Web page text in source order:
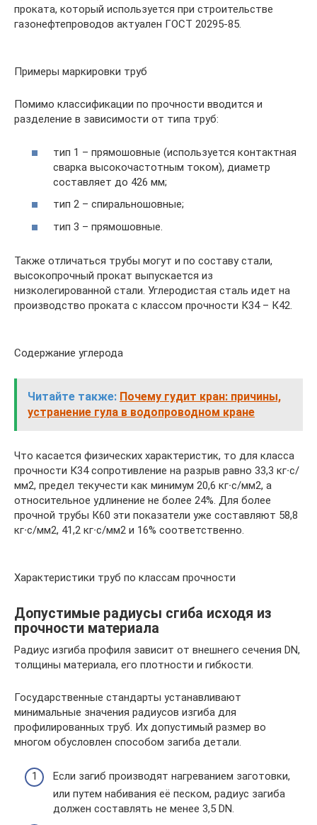
проката, который используется при строительстве
газонефтепроводов актуален ГОСТ 20295-85.
Примеры маркировки труб
Помимо классификации по прочности вводится и
разделение в зависимости от типа труб:
тип 1 – прямошовные (используется контактная
сварка высокочастотным током), диаметр
составляет до 426 мм;
тип 2 – спиральношовные;
тип 3 – прямошовные.
Также отличаться трубы могут и по составу стали,
высокопрочный прокат выпускается из
низколегированной стали. Углеродистая сталь идет на
производство проката с классом прочности К34 – К42.
Содержание углерода
Читайте также: Почему гудит кран: причины,
устранение гула в водопроводном кране
Что касается физических характеристик, то для класса
прочности К34 сопротивление на разрыв равно 33,3 кг∙с/
мм2, предел текучести как минимум 20,6 кг∙с/мм2, а
относительное удлинение не более 24%. Для более
прочной трубы К60 эти показатели уже составляют 58,8
кг∙с/мм2, 41,2 кг∙с/мм2 и 16% соответственно.
Характеристики труб по классам прочности
Допустимые радиусы сгиба исходя из
прочности материала
Радиус изгиба профиля зависит от внешнего сечения DN,
толщины материала, его плотности и гибкости.
Государственные стандарты устанавливают
минимальные значения радиусов изгиба для
профилированных труб. Их допустимый размер во
многом обусловлен способом загиба детали.
Если загиб производят нагреванием заготовки,
или путем набивания её песком, радиус загиба
должен составлять не менее 3,5 DN.